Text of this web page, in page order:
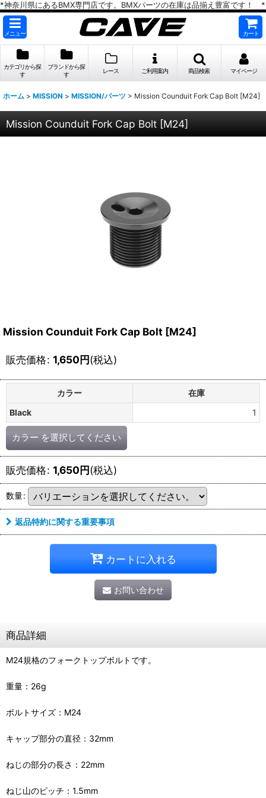
*神奈川県にあるBMX専門店です。BMXパーツの在庫は品揃え豊富です！ *
メニュー カート
カテゴリから探
す
ブランドから探
す
レース ご利用案内 商品検索 マイページ
ホーム > MISSION > MISSION/パーツ > Mission Counduit Fork Cap Bolt [M24]
Mission Counduit Fork Cap Bolt [M24]
Mission Counduit Fork Cap Bolt [M24]
販売価格: 1,650円(税込)
カラー
在庫
Black
1
カラー を選択してください
販売価格: 1,650円(税込)
数量:
返品特約に関する重要事項
カートに入れる
お問い合わせ
商品詳細
M24規格のフォークトップボルトです。
重量：26g
ボルトサイズ：M24
キャップ部分の直径：32mm
ねじの部分の長さ：22mm
ねじ山のピッチ：1.5mm